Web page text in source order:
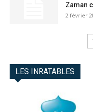
Zaman
2 février
LES INRATABLES